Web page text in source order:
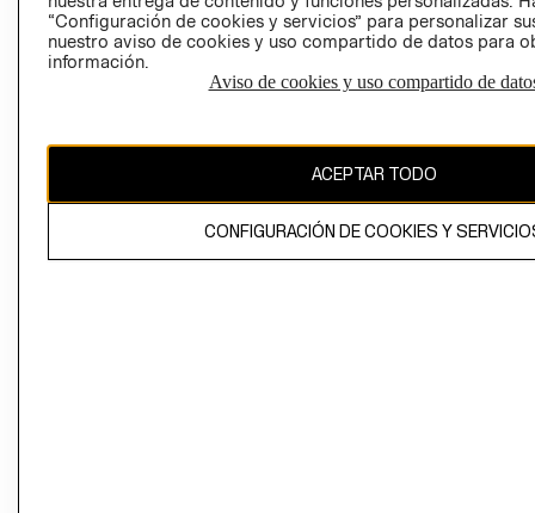
CAMBIAR REGIÓN
El contenido de esta página web está protegido por copyright y es
“Configuración de cookies y servicios” para personalizar
nuestro aviso de cookies y uso compartido de datos para
información.
Aviso de cookies y uso compartido de
ACEPTAR TODO
CONFIGURACIÓN DE COOKIES Y